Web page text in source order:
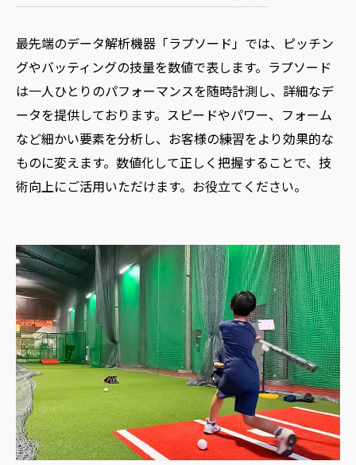
最先端のデータ解析機器「ラプソード」では、ピッチン
グやバッティングの技量を数値で表します。ラプソード
は一人ひとりのパフォーマンスを随時計測し、詳細なデ
ータを提供しております。スピードやパワー、フォーム
など細かい要素を分析し、お客様の練習をより効果的な
ものに変えます。数値化して正しく把握することで、技
術向上にご活用いただけます。お役立てください。